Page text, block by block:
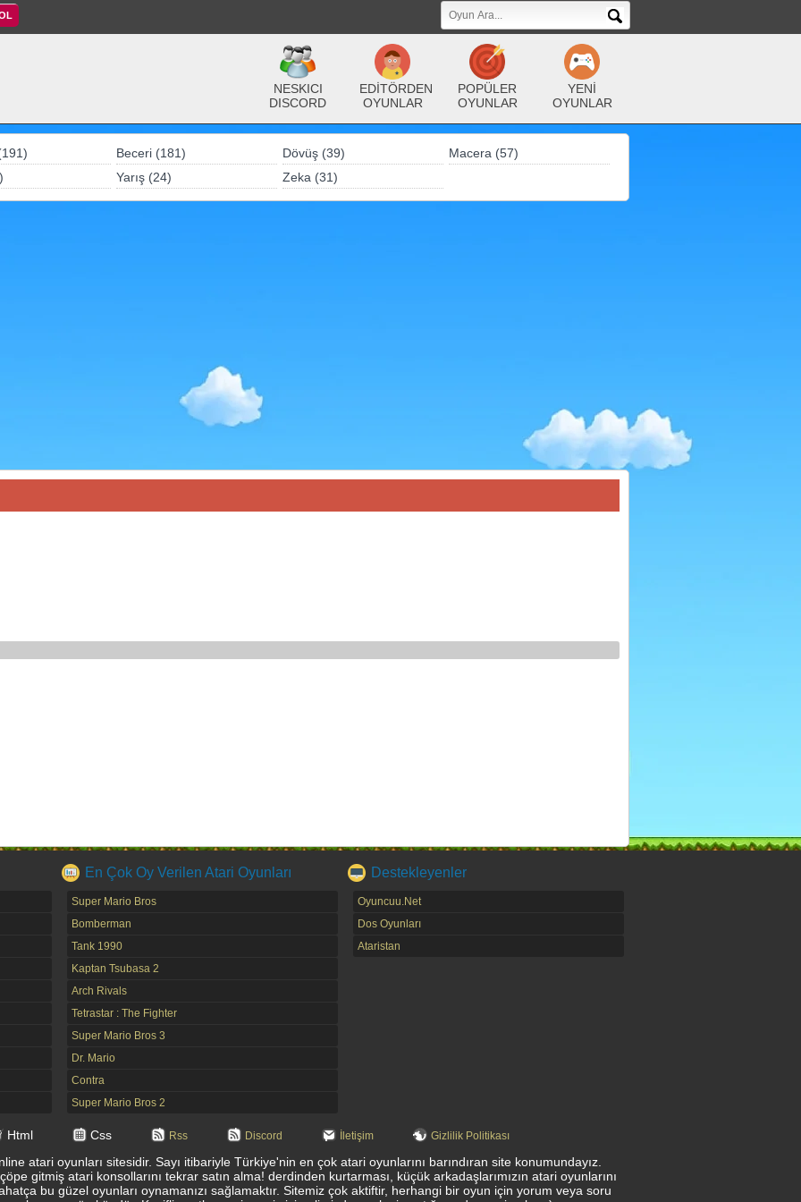
YENİ
OYUNLAR
POPÜLER
OYUNLAR
EDİTÖRDEN
OYUNLAR
NESKICI
DISCORD
Beceri (181) Dövüş (39)
Macera (57)
Yarış (24) Zeka (31)
En Çok Oy Verilen Atari Oyunları
Super Mario Bros
Bomberman
Tank 1990
Kaptan Tsubasa 2
Arch Rivals
Tetrastar : The Fighter
Super Mario Bros 3
Dr. Mario
Contra
Super Mario Bros 2
Destekleyenler
Oyuncuu.Net
Dos Oyunları
Ataristan
Html Css Rss Discord İletişim Gizlilik Politikası
atari oyunları sitesidir. Sayı itibariyle Türkiye'nin en çok atari oyunlarını barındıran site konumundayız.
gitmiş atari konsollarını tekrar satın alma! derdinden kurtarması, küçük arkadaşlarımızın atari oyunlarını
bu güzel oyunları oynamanızı sağlamaktır. Sitemiz çok aktiftir, herhangi bir oyun için yorum veya soru